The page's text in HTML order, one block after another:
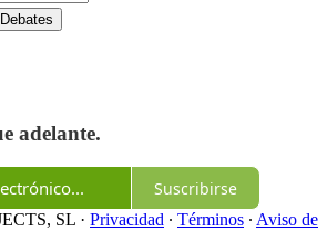
Debates
adelante.
Suscribirse
SL · Privacidad ∙ Términos ∙ Aviso de